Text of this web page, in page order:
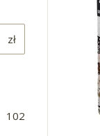
zł
102